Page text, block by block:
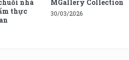
nhà
thực
MGallery Collection
30/03/2026